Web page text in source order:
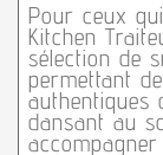
Pour ceux
Kitchen
sélection de
permettant
authentiques
dansant au